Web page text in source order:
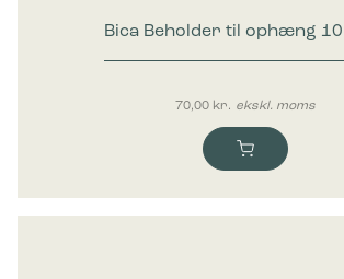
Bica Beholder til ophæng
70,00 kr. ekskl. moms